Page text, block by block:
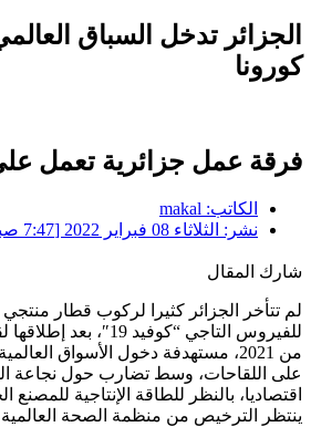
الجزائر تدخل السباق
كورونا
فرقة عمل جزائرية تعمل على
الكاتب: makal
نشر: الثلاثاء 08 فبراير 2022 [7:47 صباحًا] بتوقيت الجزائر
شارك المقال
لم تتأخر الجزائر كثيرا لركوب قطار منتجي
للفيروس التاجي “كوفيد
من 2021، مستهدفة دخول الأسواق
على اللقاحات، وسط تضارب حول نجاعة
اقتصاديا، بالنظر للطاقة الإنتاجية للمصنع
ينتظر الترخيص من منظمة الصحة العالمية